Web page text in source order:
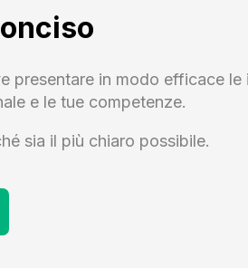
presentare in modo efficace le
e le tue competenze.
sia il più chiaro possibile.